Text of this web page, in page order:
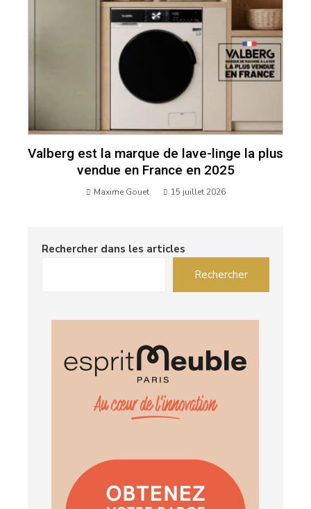
Valberg est la marque de lave-linge la plus
vendue en France en 2025
Maxime Gouet 15 juillet 2026
Rechercher dans les articles
Rechercher